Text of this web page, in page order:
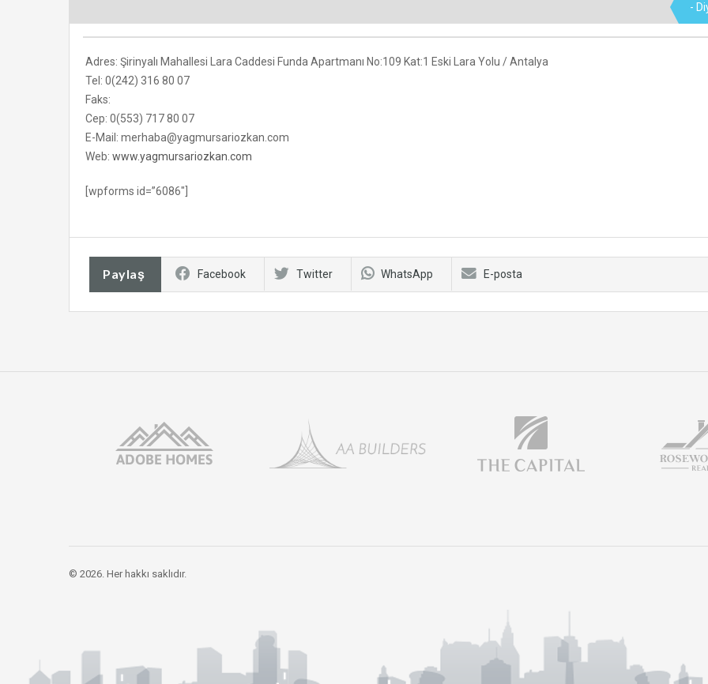
-
Adres: Şirinyalı Mahallesi Lara Caddesi Funda Apartmanı No:109 Kat:1 Eski Lara Yolu / Antalya
Tel: 0(242) 316 80 07
Faks:
Cep: 0(553) 717 80 07
E-Mail: merhaba@yagmursariozkan.com
Web: www.yagmursariozkan.com
[wpforms id=”6086″]
Paylaş Facebook Twitter WhatsApp E-posta
© 2026. Her hakkı saklıdır.